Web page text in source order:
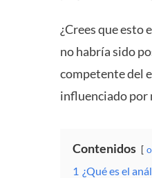
¿Crees que esto
no habría sido
competente del
influenciado por
Contenidos
1 ¿Qué es el